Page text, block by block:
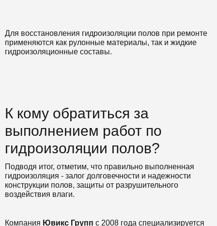
Для восстановления гидроизоляции полов при ремонте
применяются как рулонные материалы, так и жидкие
гидроизоляционные составы.
К кому обратиться за
выполнением работ по
гидроизоляции полов?
Подводя итог, отметим, что правильно выполненная
гидроизоляция - залог долговечности и надежности
конструкции полов, защиты от разрушительного
воздействия влаги.
Компания Ювикс Групп с 2008 года специализируется